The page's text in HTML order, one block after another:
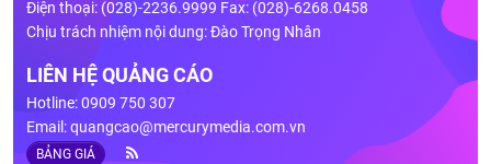
Điện thoại: (028)-2236.9999 Fax: (028)-6268.0458
Chịu trách nhiệm nội dung: Đào Trọng Nhân
LIÊN HỆ QUẢNG CÁO
Hotline: 0909 750 307
Email:quangcao@mercurymedia.com.vn
BẢNG GIÁ